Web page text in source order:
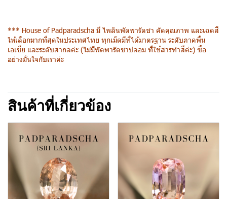
*** House of Padparadscha มี ไพลินพัดพารัดชา คัดคุณภาพ และเฉดสี
ให้เลือกมากที่สุดในประเทศไทย ทุกเม็ดมีที่ได้มาตรฐาน ระดับภาคพื้น
เอเชีย และระดับสากลค่ะ (ไม่มีพัดพารัดชาปลอม ที่ใช้สารทำสีค่ะ) ซื้อ
อย่างมั่นใจกับเราค่ะ
สินค้าที่เกี่ยวข้อง